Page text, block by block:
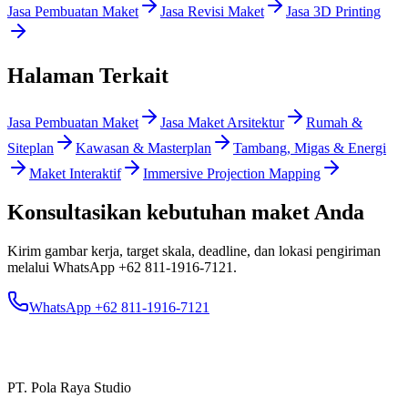
Jasa Pembuatan Maket
Jasa Revisi Maket Jasa 3D Printing
Halaman Terkait
Jasa Pembuatan Maket Jasa Maket Arsitektur
Rumah &
Siteplan
Kawasan & Masterplan
Tambang, Migas & Energi
Maket Interaktif
Immersive Projection Mapping
Konsultasikan kebutuhan maket Anda
Kirim gambar kerja, target skala, deadline, dan lokasi pengiriman
melalui WhatsApp +62 811-1916-7121 .
WhatsApp +62 811-1916-7121
PT. Pola Raya Studio